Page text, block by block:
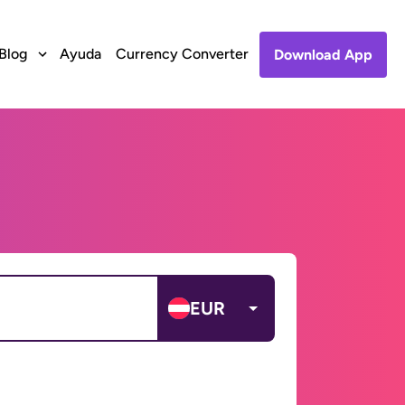
Ayuda Currency Converter Download App
EUR